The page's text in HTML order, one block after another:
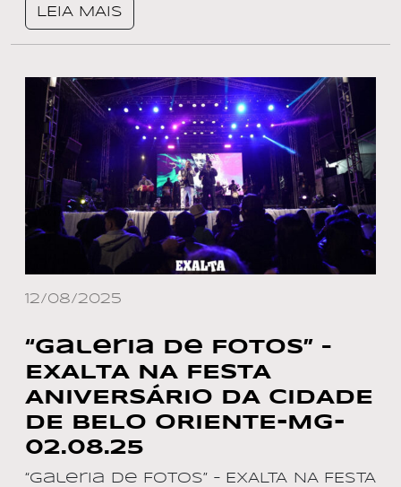
LEIA MAIS
12/08/2025
“Galeria de Fotos” –
EXALTA NA FESTA
ANIVERSÁRIO DA CIDADE
DE BELO ORIENTE-MG-
02.08.25
“Galeria de Fotos” – EXALTA NA FESTA